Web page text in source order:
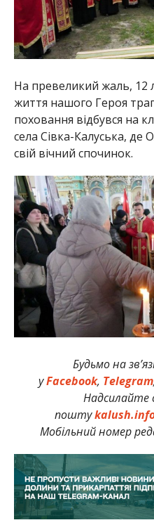
На превеликий жаль, 12
життя нашого Героя
поховання відбувся на
села Сівка-Калуська,
свій вічний спочинок.
Будьмо на
уFacebook, Telegram
Надсилайте
пошту
Мобільний номер